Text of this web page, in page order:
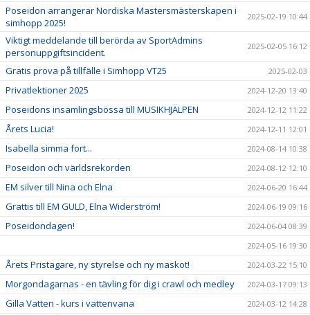
Poseidon arrangerar Nordiska Mastersmästerskapen i
simhopp 2025!
2025-02-19 10:44
Viktigt meddelande till berörda av SportAdmins
personuppgiftsincident.
2025-02-05 16:12
Gratis prova på tillfälle i Simhopp VT25 2025-02-03
Privatlektioner 2025 2024-12-20 13:40
Poseidons insamlingsbössa till MUSIKHJÄLPEN 2024-12-12 11:22
Årets Lucia! 2024-12-11 12:01
Isabella simma fort... 2024-08-14 10:38
Poseidon och världsrekorden 2024-08-12 12:10
EM silver till Nina och Elna 2024-06-20 16:44
Grattis till EM GULD, Elna Widerström! 2024-06-19 09:16
Poseidondagen!
2024-06-04 08:39
2024-05-16 19:30
Årets Pristagare, ny styrelse och ny maskot! 2024-03-22 15:10
Morgondagarnas - en tävling för dig i crawl och medley 2024-03-17 09:13
Gilla Vatten - kurs i vattenvana 2024-03-12 14:28